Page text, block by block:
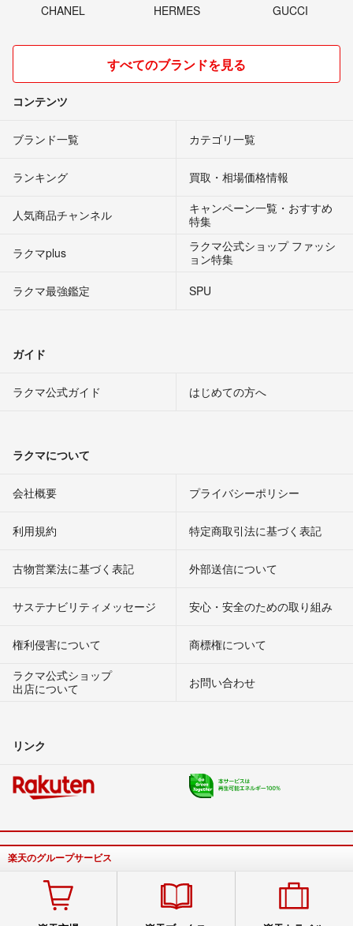
CHANEL HERMES GUCCI
すべてのブランドを見る
コンテンツ
ブランド一覧 カテゴリ一覧
ランキング 買取・相場価格情報
人気商品チャンネル
キャンペーン一覧・おすすめ
特集
ラクマplus
ラクマ公式ショップ ファッシ
ョン特集
ラクマ最強鑑定
SPU
ガイド
ラクマ公式ガイド はじめての方へ
ラクマについて
会社概要 プライバシーポリシー
利用規約 特定商取引法に基づく表記
古物営業法に基づく表記 外部送信について
サステナビリティメッセージ 安心・安全のための取り組み
権利侵害について
商標権について
ラクマ公式ショップ
出店について
お問い合わせ
リンク
楽天のグループサービス